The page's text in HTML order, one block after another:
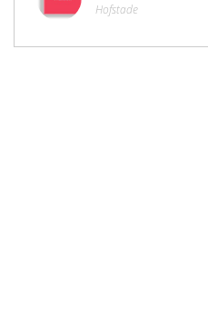
Hofstade